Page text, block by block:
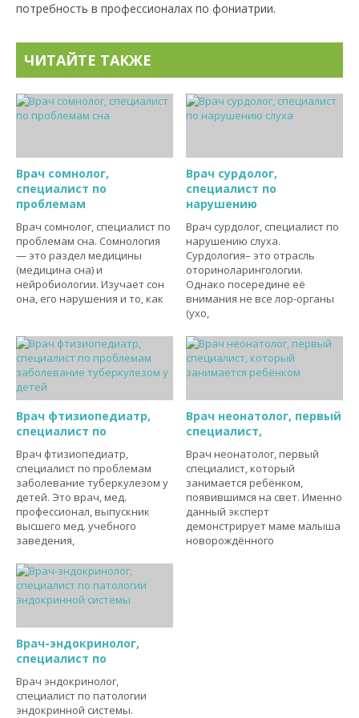
потребность в профессионалах по фониатрии.
ЧИТАЙТЕ ТАКЖЕ
Врач сомнолог,
специалист по
проблемам
Врач сомнолог, специалист по
проблемам сна. Сомнология
— это раздел медицины
(медицина сна) и
нейробиологии. Изучает сон
она, его нарушения и то, как
Врач сурдолог,
специалист по
нарушению
Врач сурдолог, специалист по
нарушению слуха.
Сурдология– это отрасль
оториноларингологии.
Однако посередине её
внимания не все лор-органы
(ухо,
Врач фтизиопедиатр,
специалист по
Врач фтизиопедиатр,
специалист по проблемам
заболевание туберкулезом у
детей. Это врач, мед.
профессионал, выпускник
высшего мед. учебного
заведения,
Врач неонатолог, первый
специалист,
Врач неонатолог, первый
специалист, который
занимается ребёнком,
появившимся на свет. Именно
данный эксперт
демонстрирует маме малыша
новорождённого
Врач-эндокринолог,
специалист по
Врач эндокринолог,
специалист по патологии
эндокринной системы.